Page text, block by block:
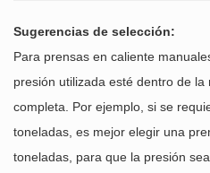
Sugerencias de selección:
Para prensas en caliente
presión utilizada esté dentro de
completa. Por ejemplo, si se
toneladas, es mejor elegir una
toneladas, para que la presión